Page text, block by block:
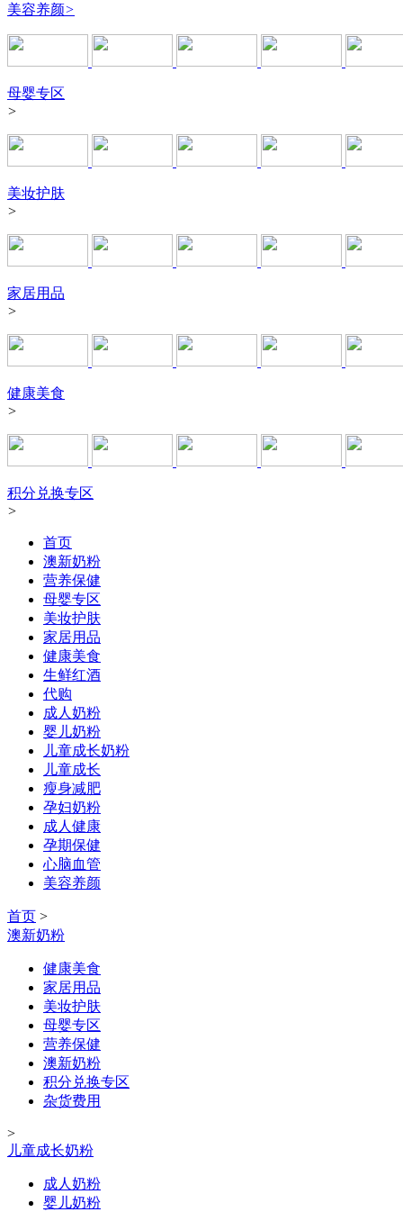
美容养颜>
母婴专区
>
美妆护肤
>
家居用品
>
健康美食
>
积分兑换专区
>
首页
澳新奶粉
营养保健
母婴专区
美妆护肤
家居用品
健康美食
生鲜红酒
代购
成人奶粉
婴儿奶粉
儿童成长奶粉
儿童成长
瘦身减肥
孕妇奶粉
成人健康
孕期保健
心脑血管
美容养颜
首页 >
澳新奶粉
健康美食
家居用品
美妆护肤
母婴专区
营养保健
澳新奶粉
积分兑换专区
杂货费用
>
儿童成长奶粉
成人奶粉
婴儿奶粉